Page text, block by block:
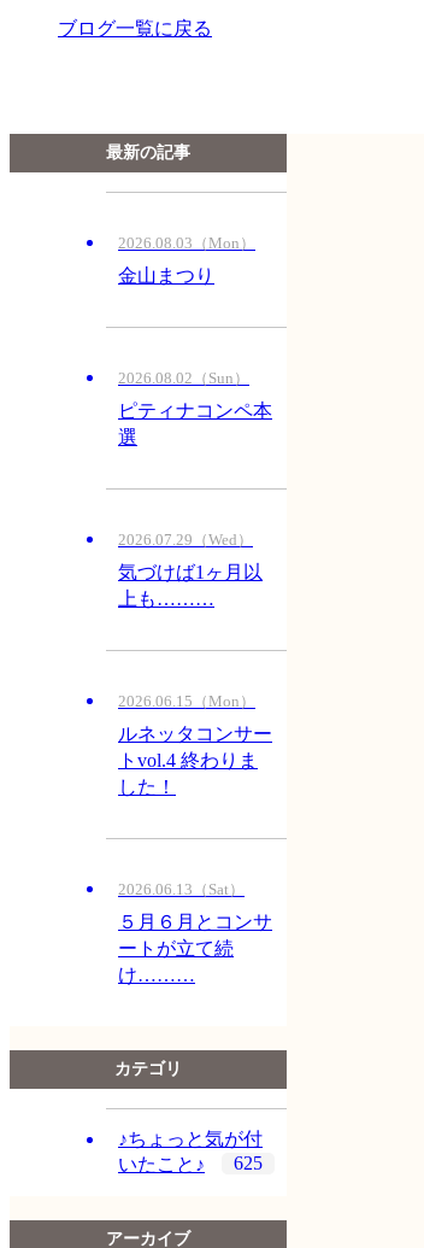
ブログ一覧に戻る
最新の記事
2026.08.03（Mon）
金山まつり
2026.08.02（Sun）
ピティナコンペ本
選
2026.07.29（Wed）
気づけば1ヶ月以
上も………
2026.06.15（Mon）
ルネッタコンサー
トvol.4 終わりま
した！
2026.06.13（Sat）
５月６月とコンサ
ートが立て続
け………
カテゴリ
♪ちょっと気が付
いたこと♪
625
アーカイブ